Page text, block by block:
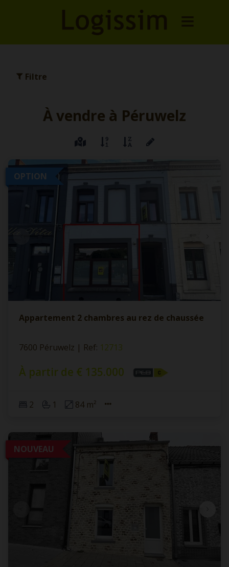
Filtre
À vendre à Péruwelz
OPTION
Appartement 2 chambres au rez de chaussée
7600 Péruwelz | Ref: 12713
À partir de € 135.000
2 1 84 m²
NOUVEAU